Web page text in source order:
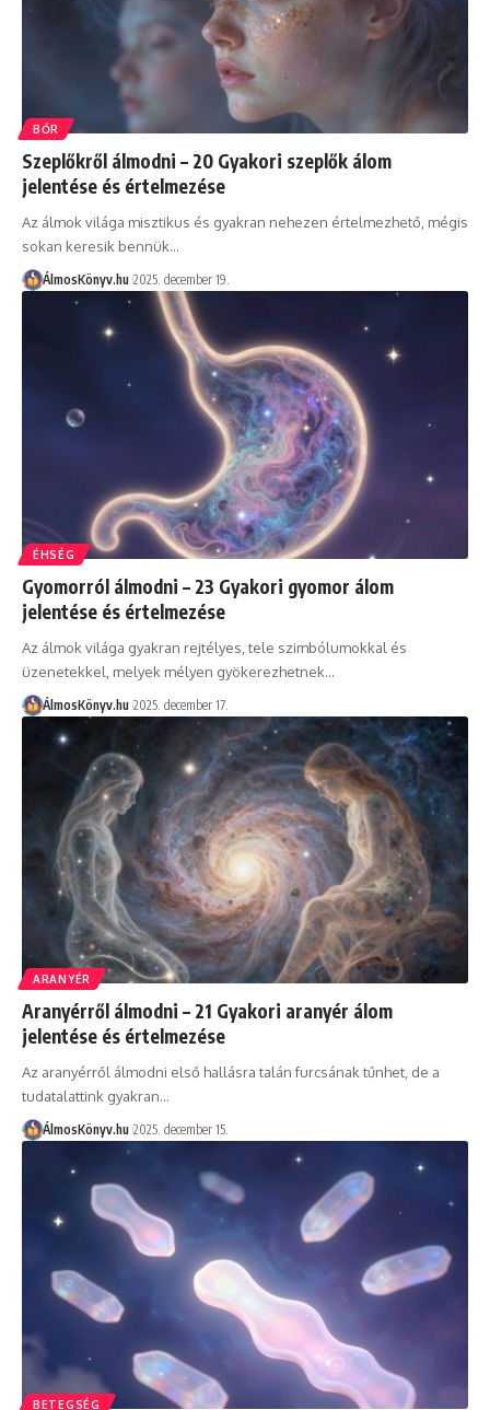
BŐR
Szeplőkről álmodni – 20 Gyakori szeplők álom
jelentése és értelmezése
Az álmok világa misztikus és gyakran nehezen értelmezhető, mégis
sokan keresik bennük…
ÁlmosKönyv.hu 2025. december 19.
ÉHSÉG
Gyomorról álmodni – 23 Gyakori gyomor álom
jelentése és értelmezése
Az álmok világa gyakran rejtélyes, tele szimbólumokkal és
üzenetekkel, melyek mélyen gyökerezhetnek…
ÁlmosKönyv.hu 2025. december 17.
ARANYÉR
Aranyérről álmodni – 21 Gyakori aranyér álom
jelentése és értelmezése
Az aranyérről álmodni első hallásra talán furcsának tűnhet, de a
tudatalattink gyakran…
ÁlmosKönyv.hu 2025. december 15.
BETEGSÉG